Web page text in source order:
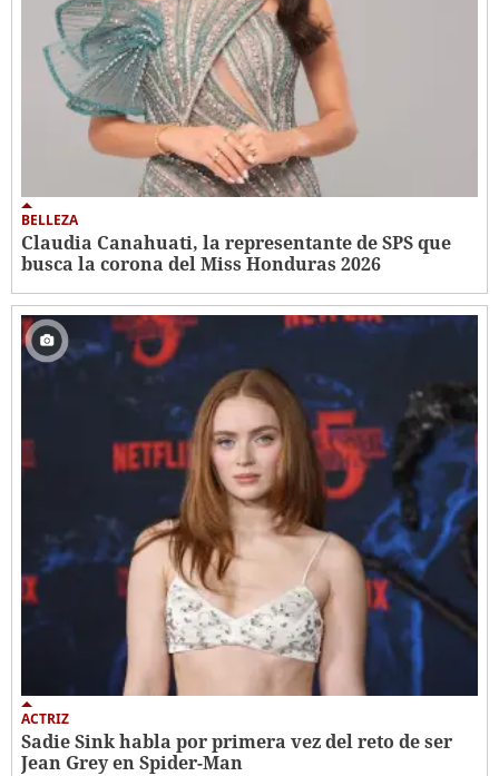
BELLEZA
Claudia Canahuati, la representante de SPS que
busca la corona del Miss Honduras 2026
ACTRIZ
Sadie Sink habla por primera vez del reto de ser
Jean Grey en Spider-Man